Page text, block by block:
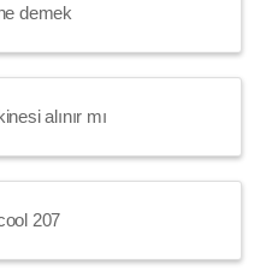
demek
alınır mı
207